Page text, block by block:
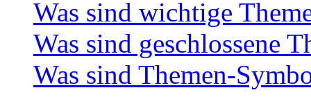
Was sind wichtige
Was sind geschlossene
Was sind Themen-